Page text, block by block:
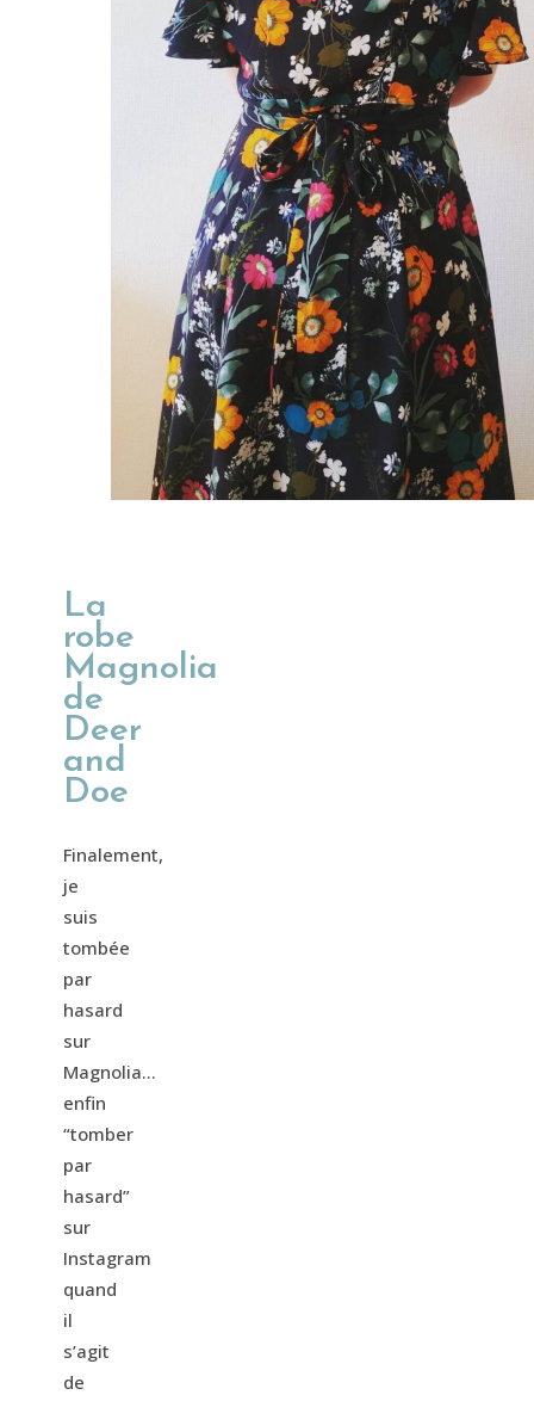
La
robe
Magnolia
de
Deer
and
Doe
Finalement,
je
suis
tombée
par
hasard
sur
Magnolia…
enfin
“tomber
par
hasard”
sur
Instagram
quand
il
s’agit
de